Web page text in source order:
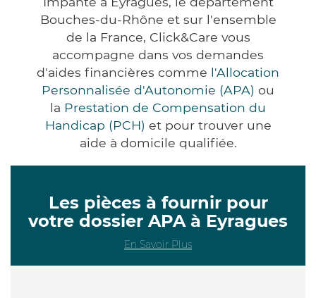
Bouches-du-Rhône et sur l'ensemble
de la France, Click&Care vous
accompagne dans vos demandes
d'aides financières comme l'Allocation
Personnalisée d'Autonomie (APA) ou
la Prestation de Compensation du
Handicap (PCH) et pour trouver une
aide à domicile qualifiée.
Les pièces à fournir pour
votre dossier APA à Eyragues
En Savoir Plus